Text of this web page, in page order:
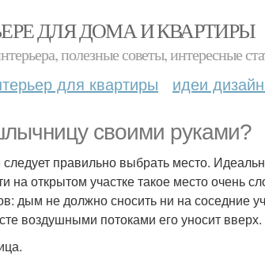
ДЛЯ ДОМА И КВАРТИРЫ
полезные советы, интересные
для квартиры идеи
своими руками?
правильно выбрать место.
на открытом участке такое место очень
дым не должно сносить ни на соседние
воздушными потоками его уносит вверх.